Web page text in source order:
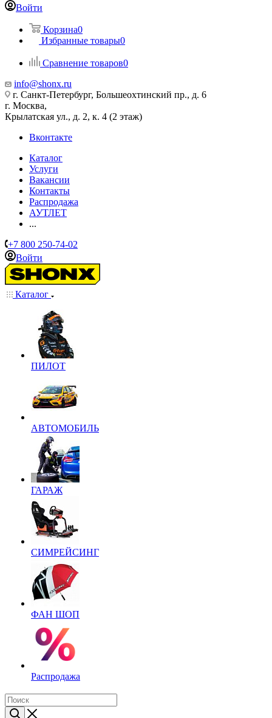
Войти
Корзина0
Избранные товары0
Сравнение товаров0
info@shonx.ru
г. Санкт-Петербург, Большеохтинский пр., д. 6
г. Москва,
Крылатская ул., д. 2, к. 4 (2 этаж)
Вконтакте
Каталог
Услуги
Вакансии
Контакты
Распродажа
АУТЛЕТ
...
+7 800 250-74-02
Войти
Каталог
ПИЛОТ
АВТОМОБИЛЬ
ГАРАЖ
СИМРЕЙСИНГ
ФАН ШОП
Распродажа